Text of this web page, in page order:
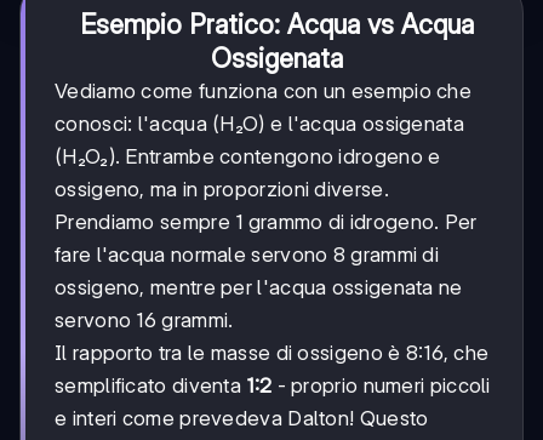
Esempio Pratico: Acqua vs Acqua
Ossigenata
Vediamo come funziona con un esempio che
conosci: l'acqua (H₂O) e l'acqua ossigenata
(H₂O₂). Entrambe contengono idrogeno e
ossigeno, ma in proporzioni diverse.
Prendiamo sempre 1 grammo di idrogeno. Per
fare l'acqua normale servono 8 grammi di
ossigeno, mentre per l'acqua ossigenata ne
servono 16 grammi.
Il rapporto tra le masse di ossigeno è 8:16, che
semplificato diventa 1:2 - proprio numeri piccoli
e interi come prevedeva Dalton! Questo